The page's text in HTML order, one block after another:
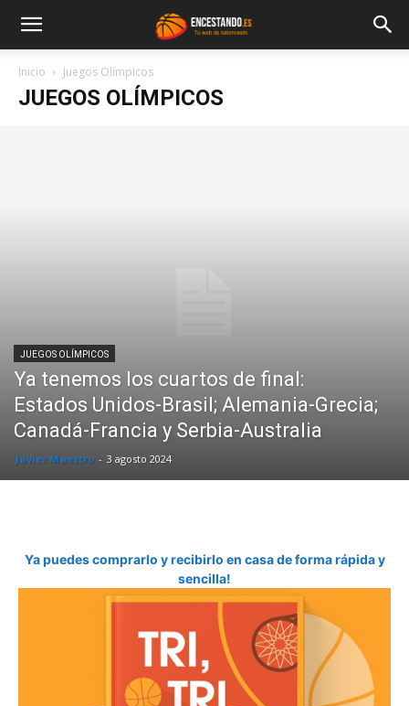
Inicio Juegos Olímpicos
JUEGOS OLÍMPICOS
JUEGOS OLÍMPICOS
Ya tenemos los cuartos de final:
Estados Unidos-Brasil; Alemania-Grecia;
Canadá-Francia y Serbia-Australia
Javier Maestro - 3 agosto 2024
Ya puedes comprarlo y recibirlo en casa de forma rápida y
sencilla!